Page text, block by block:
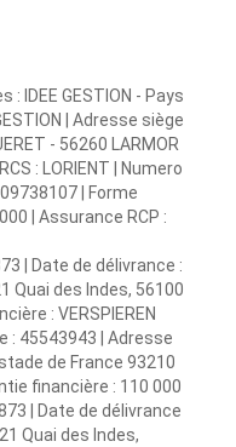
IDEE GESTION - Pays
| Adresse siège
- 56260 LARMOR
: LORIENT | Numero
| Forme
| Assurance RCP :
| Date de délivrance :
Quai des Indes, 56100
: VERSPIEREN
: 45543943 | Adresse
de France 93210
financière : 110 000
| Date de délivrance
Quai des Indes,